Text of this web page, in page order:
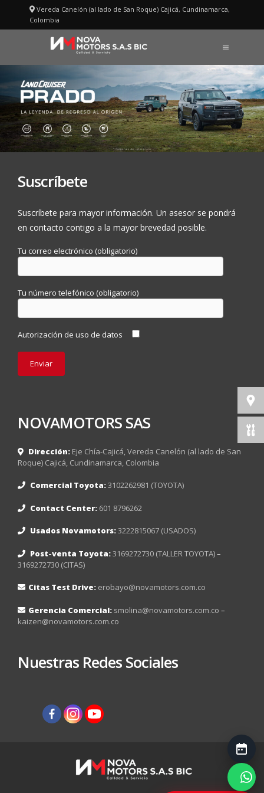
Vereda Canelón (al lado de San Roque) Cajicá, Cundinamarca,
Colombia
MENÚ
Suscríbete
Suscríbete para mayor información. Un asesor se pondrá
en contacto contigo a la mayor brevedad posible.
Tu correo electrónico (obligatorio)
Tu número telefónico (obligatorio)
Autorización de uso de datos
NOVAMOTORS SAS
Dirección: Eje Chía-Cajicá, Vereda Canelón (al lado de San
Roque) Cajicá, Cundinamarca, Colombia
Comercial Toyota:3102262981 (TOYOTA)
Contact Center: 601 8796262
Usados Novamotors:3222815067 (USADOS)
Post-venta Toyota:3169272730 (TALLER TOYOTA)–
3169272730 (CITAS)
Citas Test Drive: erobayo@novamotors.com.co
Gerencia Comercial: smolina@novamotors.com.co –
kaizen@novamotors.com.co
Nuestras Redes Sociales